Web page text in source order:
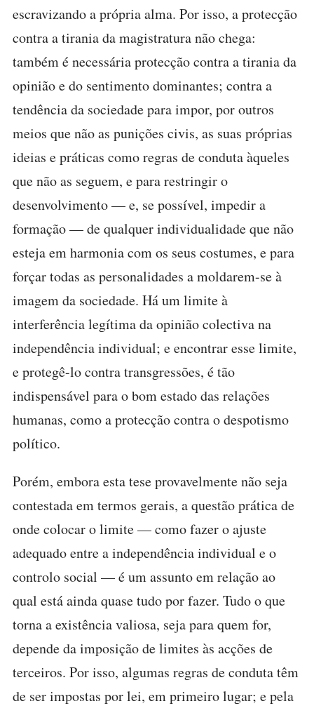
escravizando a própria alma. Por isso, a protecção
contra a tirania da magistratura não chega:
também é necessária protecção contra a tirania da
opinião e do sentimento dominantes; contra a
tendência da sociedade para impor, por outros
meios que não as punições civis, as suas próprias
ideias e práticas como regras de conduta àqueles
que não as seguem, e para restringir o
desenvolvimento — e, se possível, impedir a
formação — de qualquer individualidade que não
esteja em harmonia com os seus costumes, e para
forçar todas as personalidades a moldarem-se à
imagem da sociedade. Há um limite à
interferência legítima da opinião colectiva na
independência individual; e encontrar esse limite,
e protegê-lo contra transgressões, é tão
indispensável para o bom estado das relações
humanas, como a protecção contra o despotismo
político.
Porém, embora esta tese provavelmente não seja
contestada em termos gerais, a questão prática de
onde colocar o limite — como fazer o ajuste
adequado entre a independência individual e o
controlo social — é um assunto em relação ao
qual está ainda quase tudo por fazer. Tudo o que
torna a existência valiosa, seja para quem for,
depende da imposição de limites às acções de
terceiros. Por isso, algumas regras de conduta têm
de ser impostas por lei, em primeiro lugar; e pela